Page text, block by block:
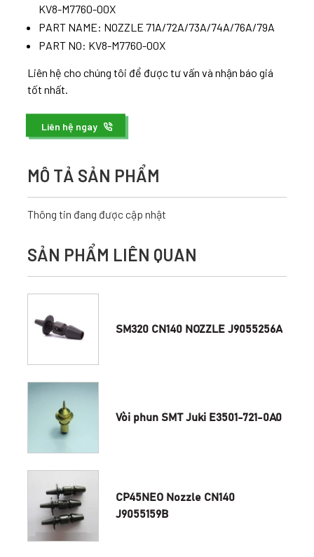
KV8-M7760-00X
PART NAME: NOZZLE 71A/72A/73A/74A/76A/79A
PART NO: KV8-M7760-00X
Liên hệ cho chúng tôi để được tư vấn và nhận báo giá
tốt nhất.
Liên hệ ngay
MÔ TẢ SẢN PHẨM
Thông tin đang được cập nhật
SẢN PHẨM LIÊN QUAN
SM320 CN140 NOZZLE J9055256A
Vòi phun SMT Juki E3501-721-0A0
CP45NEO Nozzle CN140
J9055159B